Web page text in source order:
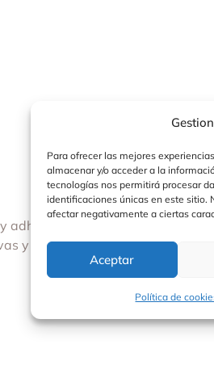
Para ofrecer las mejores
almacenar y/o acceder a la
tecnologías nos permitirá procesar
identificaciones únicas en este sitio.
afectar negativamente a ciertas
Aceptar
Política de
adhesivos en Alemania, es un
y visopercepción mientras los